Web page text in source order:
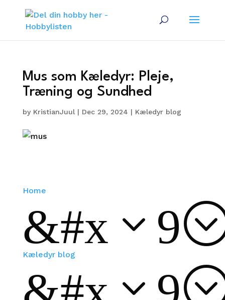
Mus som Kæledyr: Pleje,
Træning og Sundhed
by KristianJuul| Dec 29, 2024 | Kæledyr blog
Home
Kæledyr blog